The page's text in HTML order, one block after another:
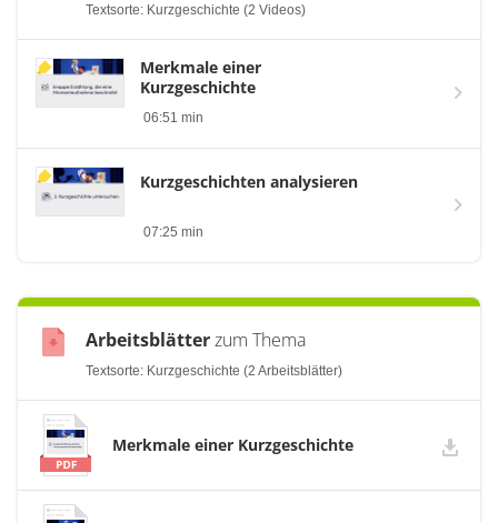
Textsorte: Kurzgeschichte (2 Videos)
Merkmale einer
Kurzgeschichte
06:51 min
Kurzgeschichten analysieren
07:25 min
Arbeitsblätterzum Thema
Textsorte: Kurzgeschichte (2 Arbeitsblätter)
Merkmale einer Kurzgeschichte